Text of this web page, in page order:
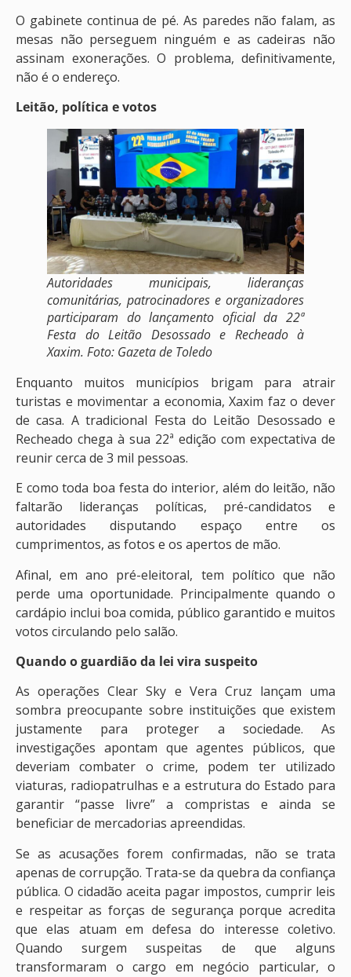
O gabinete continua de pé. As paredes não falam, as
mesas não perseguem ninguém e as cadeiras não
assinam exonerações. O problema, definitivamente,
não é o endereço.
Leitão, política e votos
Autoridades municipais, lideranças
comunitárias, patrocinadores e organizadores
participaram do lançamento oficial da 22ª
Festa do Leitão Desossado e Recheado à
Xaxim. Foto: Gazeta de Toledo
Enquanto muitos municípios brigam para atrair
turistas e movimentar a economia, Xaxim faz o dever
de casa. A tradicional Festa do Leitão Desossado e
Recheado chega à sua 22ª edição com expectativa de
reunir cerca de 3 mil pessoas.
E como toda boa festa do interior, além do leitão, não
faltarão lideranças políticas, pré-candidatos e
autoridades disputando espaço entre os
cumprimentos, as fotos e os apertos de mão.
Afinal, em ano pré-eleitoral, tem político que não
perde uma oportunidade. Principalmente quando o
cardápio inclui boa comida, público garantido e muitos
votos circulando pelo salão.
Quando o guardião da lei vira suspeito
As operações Clear Sky e Vera Cruz lançam uma
sombra preocupante sobre instituições que existem
justamente para proteger a sociedade. As
investigações apontam que agentes públicos, que
deveriam combater o crime, podem ter utilizado
viaturas, radiopatrulhas e a estrutura do Estado para
garantir “passe livre” a compristas e ainda se
beneficiar de mercadorias apreendidas.
Se as acusações forem confirmadas, não se trata
apenas de corrupção. Trata-se da quebra da confiança
pública. O cidadão aceita pagar impostos, cumprir leis
e respeitar as forças de segurança porque acredita
que elas atuam em defesa do interesse coletivo.
Quando surgem suspeitas de que alguns
transformaram o cargo em negócio particular, o